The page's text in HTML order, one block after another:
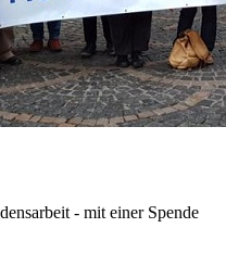
- mit einer Spende